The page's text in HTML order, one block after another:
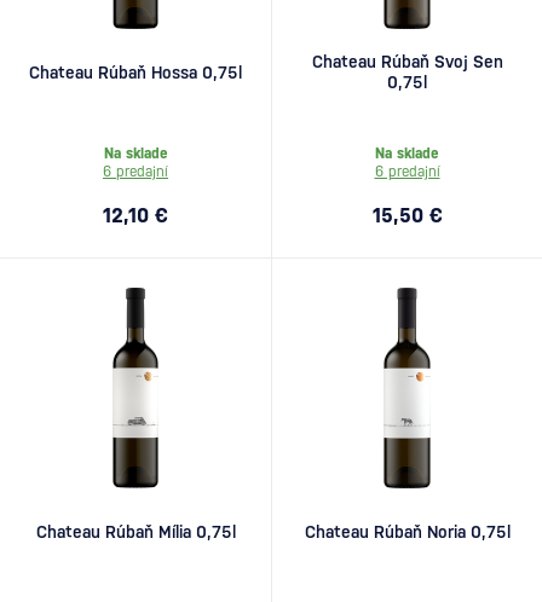
Chateau Rúbaň Hossa 0,75l
Na sklade
6 predajní
12,10 €
Chateau Rúbaň Svoj Sen
0,75l
Na sklade
6 predajní
15,50 €
Chateau Rúbaň Mília 0,75l Chateau Rúbaň Noria 0,75l